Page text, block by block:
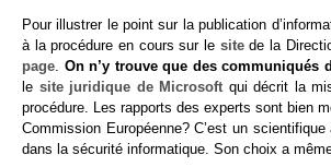
Pour illustrer le point sur la publication
à la procédure en cours sur le sitede la
page. On n’y trouve que des communiqués
le site juridique de Microsoftqui décrit la
procédure. Les rapports des experts sont bien
Commission Européenne? C’est un
dans la sécurité informatique. Son choix a